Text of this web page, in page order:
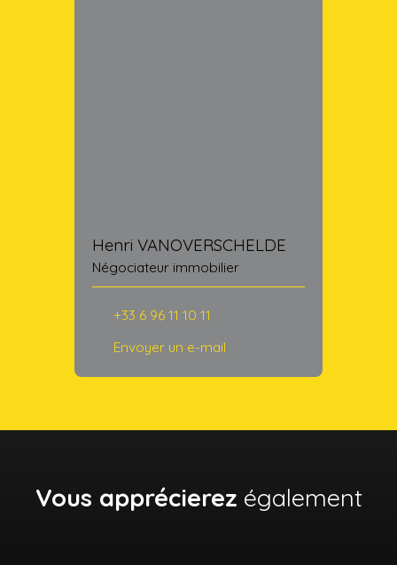
Henri VANOVERSCHELDE
Négociateur immobilier
+33 6 96 11 10 11
Envoyer un e-mail
Vous apprécierez également